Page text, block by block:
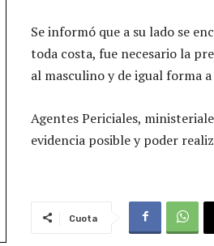
Se informó que a su lado se
toda costa, fue necesario la
al masculino y de igual forma
Agentes Periciales,
evidencia posible y poder
Cuota